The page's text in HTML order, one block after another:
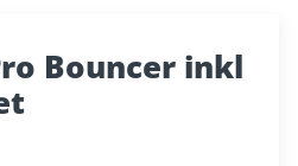
Bouncer inkl